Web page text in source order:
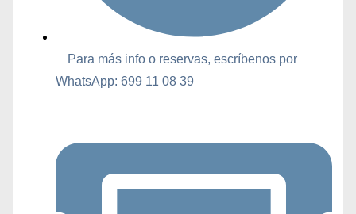
Para más info o reservas, escríbenos por
WhatsApp: 699 11 08 39